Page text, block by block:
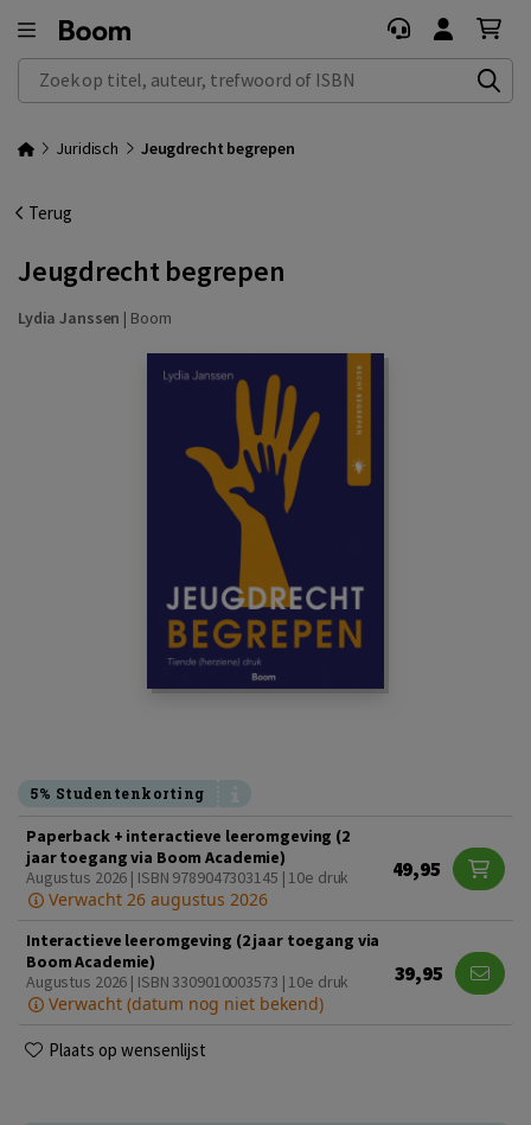
Zoek op titel, auteur, trefwoord of ISBN
Juridisch Jeugdrecht begrepen
Terug
Jeugdrecht begrepen
Lydia Janssen | Boom
5% Studentenkorting
Paperback + interactieve leeromgeving (2
jaar toegang via Boom Academie)
Augustus 2026 | ISBN 9789047303145 | 10e druk
Verwacht 26 augustus 2026
49,95
Interactieve leeromgeving (2 jaar toegang via
Boom Academie)
Augustus 2026 | ISBN 3309010003573 | 10e druk
Verwacht (datum nog niet bekend)
39,95
Plaats op wensenlijst